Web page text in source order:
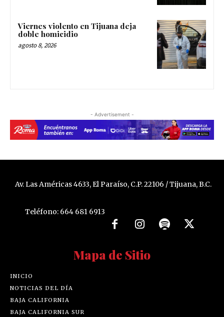
Viernes violento en Tijuana deja
doble homicidio
agosto 8, 2026
- Advertisement -
Av. Las Américas 4633, El Paraíso, C.P. 22106 / Tijuana, B.C.
Teléfono: 664 681 6913
Mapa de Sitio
INICIO
NOTICIAS DEL DÍA
BAJA CALIFORNIA
BAJA CALIFORNIA SUR